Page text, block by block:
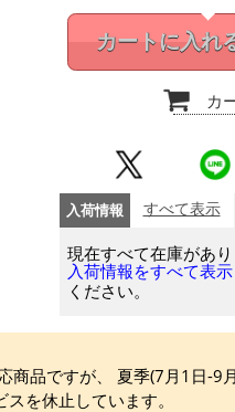
カートに入れ
カ
入荷情報 すべて表示
現在すべて在庫があり
入荷情報をすべて表示
ください。
商品ですが、 夏季(7月1日-9
を休止しています。